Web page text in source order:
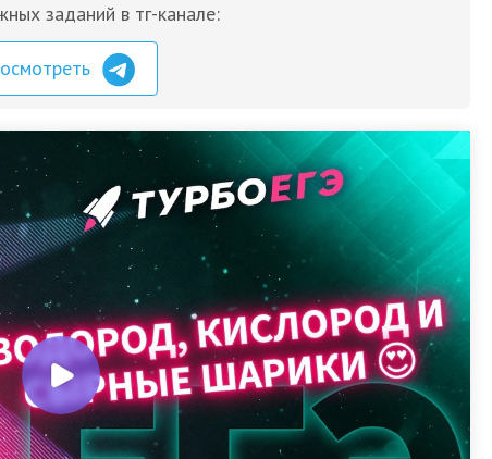
заданий в тг-канале: